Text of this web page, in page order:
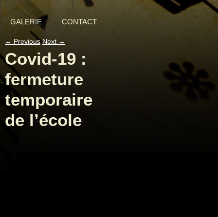
GALERIE CONTACT
← Previous Next →
Covid-19 :
fermeture
temporaire
de l’école